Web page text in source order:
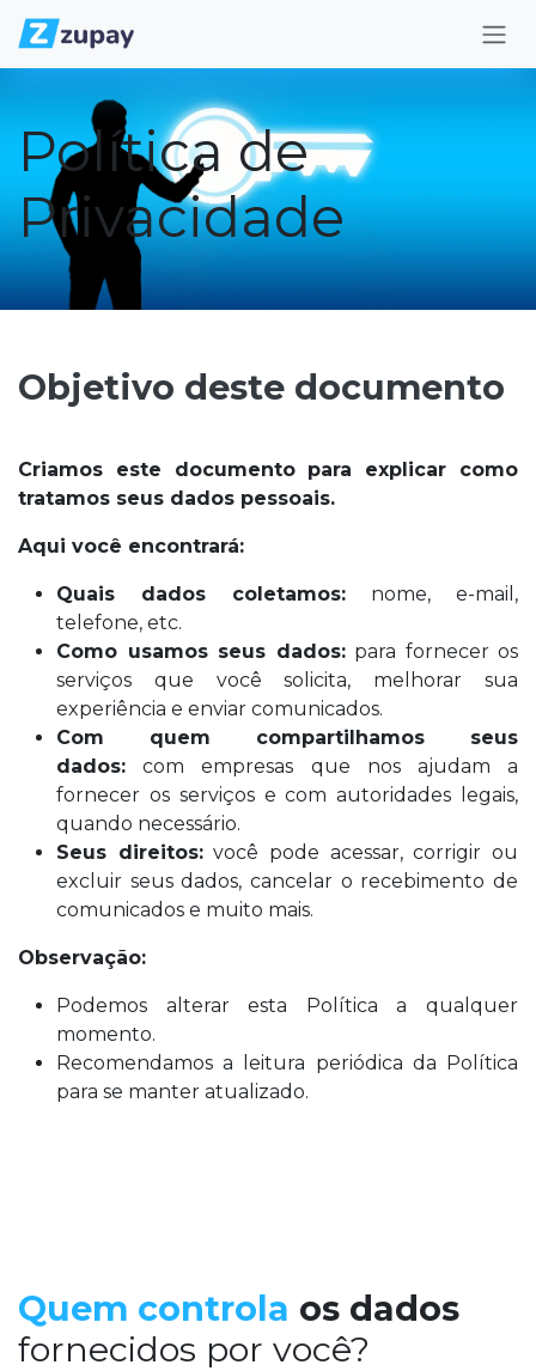
Pular para o conteúdo
Política de
Privacidade
Objetivo deste documento
Criamos este documento para explicar como
tratamos seus dados pessoais.
Aqui você encontrará:
Quais dados coletamos: nome, e-mail,
telefone, etc.
Como usamos seus dados:para fornecer os
serviços que você solicita, melhorar sua
experiência e enviar comunicados.
Com quem compartilhamos seus
dados: com empresas que nos ajudam a
fornecer os serviços e com autoridades legais,
quando necessário.
Seus direitos:você pode acessar, corrigir ou
excluir seus dados, cancelar o recebimento de
comunicados e muito mais.
Observação:
Podemos alterar esta Política a qualquer
momento.
Recomendamos a leitura periódica da Política
para se manter atualizado.
Quem controla os dados
fornecidos por você?